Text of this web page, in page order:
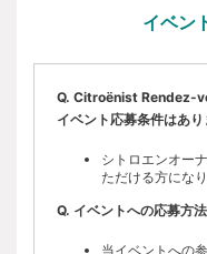
イベン
Q. Citroënist Rendez-
イベント応募条件はあり
シトロエンオー
ただける方にな
Q. イベントへの応募方
当イベントへの